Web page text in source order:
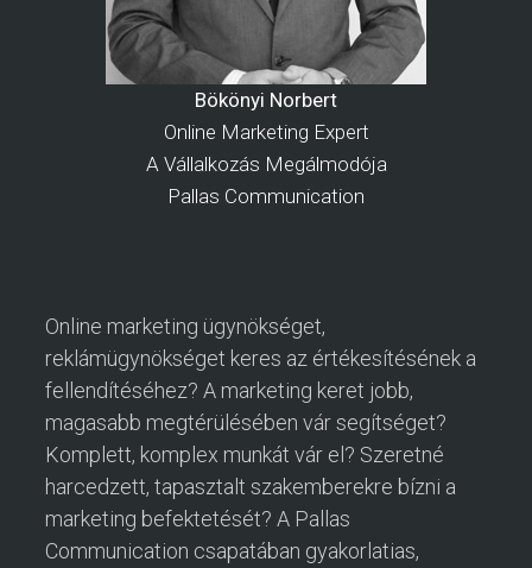
Bökönyi Norbert
Online Marketing Expert
A Vállalkozás Megálmodója
Pallas Communication
Online marketing ügynökséget,
reklámügynökséget keres az értékesítésének a
fellendítéséhez? A marketing keret jobb,
magasabb megtérülésében vár segítséget?
Komplett, komplex munkát vár el? Szeretné
harcedzett, tapasztalt szakemberekre bízni a
marketing befektetését? A Pallas
Communication csapatában gyakorlatias,